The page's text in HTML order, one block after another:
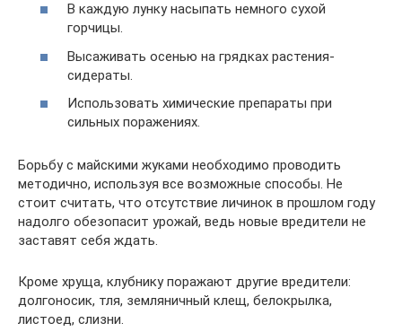
В каждую лунку насыпать немного сухой
горчицы.
Высаживать осенью на грядках растения-
сидераты.
Использовать химические препараты при
сильных поражениях.
Борьбу с майскими жуками необходимо проводить
методично, используя все возможные способы. Не
стоит считать, что отсутствие личинок в прошлом году
надолго обезопасит урожай, ведь новые вредители не
заставят себя ждать.
Кроме хруща, клубнику поражают другие вредители:
долгоносик, тля, земляничный клещ, белокрылка,
листоед, слизни.